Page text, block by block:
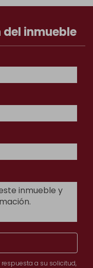
inmueble
a su solicitud,